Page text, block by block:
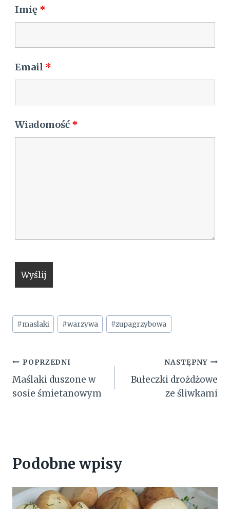
Imię *
Email *
Wiadomość *
Tagi
wpisu:
#maslaki #warzywa #zupagrzybowa
Nawigacja
wpisu
POPRZEDNI
Maślaki duszone w
sosie śmietanowym
NASTĘPNY
Bułeczki drożdżowe
ze śliwkami
Podobne wpisy